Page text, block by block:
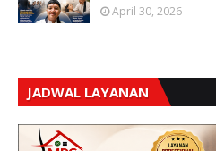
April 30, 2026
JADWAL LAYANAN